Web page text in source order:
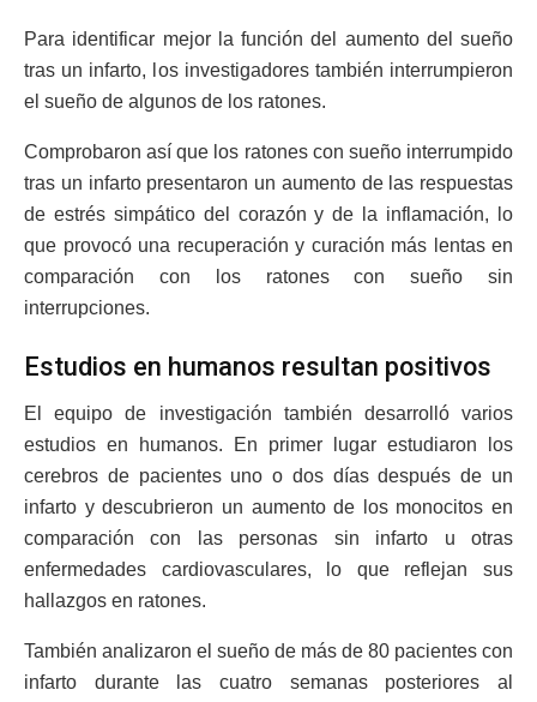
Para identificar mejor la función del aumento del sueño
tras un infarto, los investigadores también interrumpieron
el sueño de algunos de los ratones.
Comprobaron así que los ratones con sueño interrumpido
tras un infarto presentaron un aumento de las respuestas
de estrés simpático del corazón y de la inflamación, lo
que provocó una recuperación y curación más lentas en
comparación con los ratones con sueño sin
interrupciones.
Estudios en humanos resultan positivos
El equipo de investigación también desarrolló varios
estudios en humanos. En primer lugar estudiaron los
cerebros de pacientes uno o dos días después de un
infarto y descubrieron un aumento de los monocitos en
comparación con las personas sin infarto u otras
enfermedades cardiovasculares, lo que reflejan sus
hallazgos en ratones.
También analizaron el sueño de más de 80 pacientes con
infarto durante las cuatro semanas posteriores al